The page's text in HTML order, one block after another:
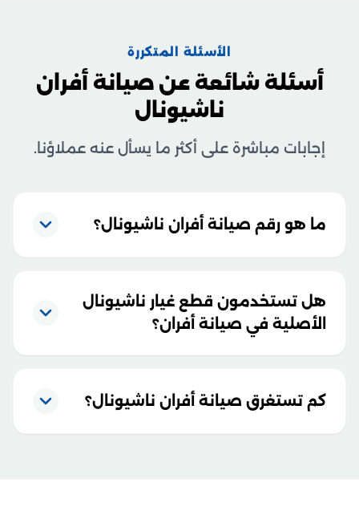
الأسئلة المتكررة
أسئلة شائعة عن صيانة أفران
ناشيونال
إجابات مباشرة على أكثر ما يسأل عنه عملاؤنا.
ما هو رقم صيانة أفران ناشيونال؟
هل تستخدمون قطع غيار ناشيونال
الأصلية في صيانة أفران؟
كم تستغرق صيانة أفران ناشيونال؟